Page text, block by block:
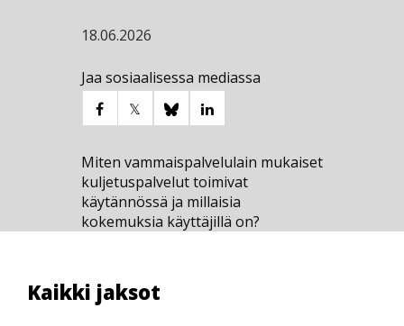
18.06.2026
Jaa sosiaalisessa mediassa
Miten vammaispalvelulain mukaiset
kuljetuspalvelut toimivat
käytännössä ja millaisia
kokemuksia käyttäjillä on?
Kaikki jaksot